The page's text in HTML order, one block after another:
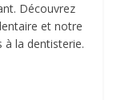
Découvrez
et notre
à la dentisterie.